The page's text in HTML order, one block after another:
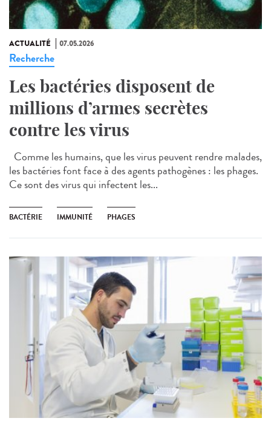
ACTUALITÉ 07.05.2026
Recherche
Les bactéries disposent de
millions d’armes secrètes
contre les virus
Comme les humains, que les virus peuvent rendre malades,
les bactéries font face à des agents pathogènes : les phages.
Ce sont des virus qui infectent les...
BACTÉRIE IMMUNITÉ PHAGES